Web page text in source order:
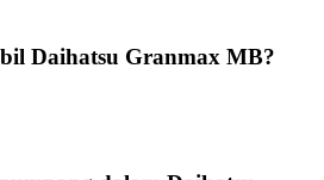
Daihatsu Granmax MB?